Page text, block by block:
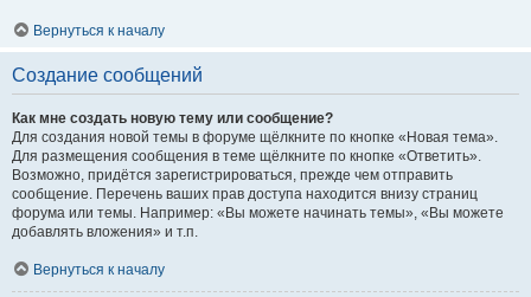
Вернуться к началу
Создание сообщений
Как мне создать новую тему или сообщение?
Для создания новой темы в форуме щёлкните по кнопке «Новая тема».
Для размещения сообщения в теме щёлкните по кнопке «Ответить».
Возможно, придётся зарегистрироваться, прежде чем отправить
сообщение. Перечень ваших прав доступа находится внизу страниц
форума или темы. Например: «Вы можете начинать темы», «Вы можете
добавлять вложения» и т.п.
Вернуться к началу